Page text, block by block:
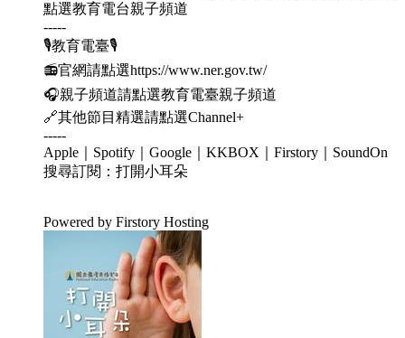
點選教育電台親子頻道
-----
🎙教育電臺🎙
📻官網請點選https://www.ner.gov.tw/
🎧親子頻道請點選教育電臺親子頻道
🔗其他節目精選請點選Channel+
-----
Apple｜Spotify｜Google｜KKBOX｜Firstory｜SoundOn
搜尋訂閱：打開小耳朵
Powered by Firstory Hosting